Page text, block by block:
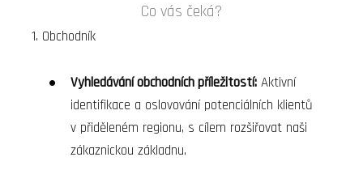
Co vás čeká?
Obchodník
Vyhledávání obchodních příležitostí: Aktivní
identifikace a oslovování potenciálních klientů
v přiděleném regionu, s cílem rozšiřovat naši
zákaznickou základnu.